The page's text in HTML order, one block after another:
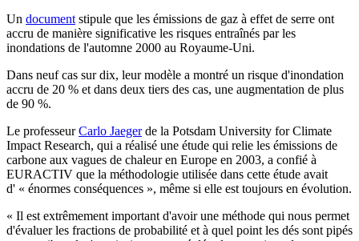
Un document stipule que les émissions de gaz à effet de serre ont
accru de manière significative les risques entraînés par les
inondations de l'automne 2000 au Royaume-Uni.
Dans neuf cas sur dix, leur modèle a montré un risque d'inondation
accru de 20 % et dans deux tiers des cas, une augmentation de plus
de 90 %.
Le professeurCarlo Jaegerde la Potsdam University for Climate
Impact Research, qui a réalisé une étude qui relie les émissions de
carbone aux vagues de chaleur en Europe en 2003, a confié à
EURACTIV que la méthodologie utilisée dans cette étude avait
d' « énormes conséquences », même si elle est toujours en évolution.
« Il est extrêmement important d'avoir une méthode qui nous permet
d'évaluer les fractions de probabilité et à quel point les dés sont pipés